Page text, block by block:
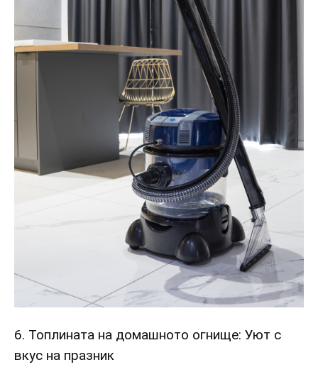
6. Топлината на домашното огнище: Уют с
вкус на празник